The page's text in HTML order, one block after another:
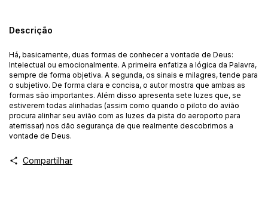
Descrição
Há, basicamente, duas formas de conhecer a vontade de Deus:
Intelectual ou emocionalmente. A primeira enfatiza a lógica da Palavra,
sempre de forma objetiva. A segunda, os sinais e milagres, tende para
o subjetivo. De forma clara e concisa, o autor mostra que ambas as
formas são importantes. Além disso apresenta sete luzes que, se
estiverem todas alinhadas (assim como quando o piloto do avião
procura alinhar seu avião com as luzes da pista do aeroporto para
aterrissar) nos dão segurança de que realmente descobrimos a
vontade de Deus.
Compartilhar